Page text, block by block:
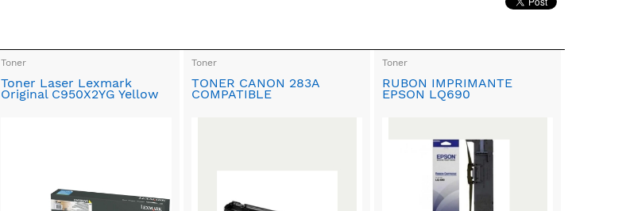
Toner
Toner Laser Lexmark
Original C950X2YG Yellow
Toner
TONER CANON 283A
COMPATIBLE
Toner
RUBON IMPRIMANTE
EPSON LQ690